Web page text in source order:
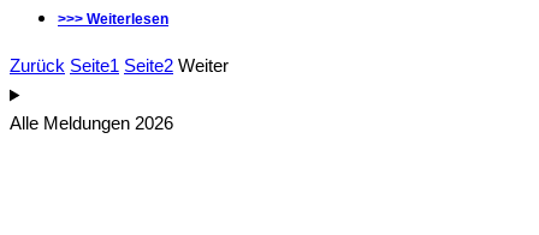
>>> Weiterlesen
Zurück Seite1 Seite2 Weiter
Alle Meldungen 2026